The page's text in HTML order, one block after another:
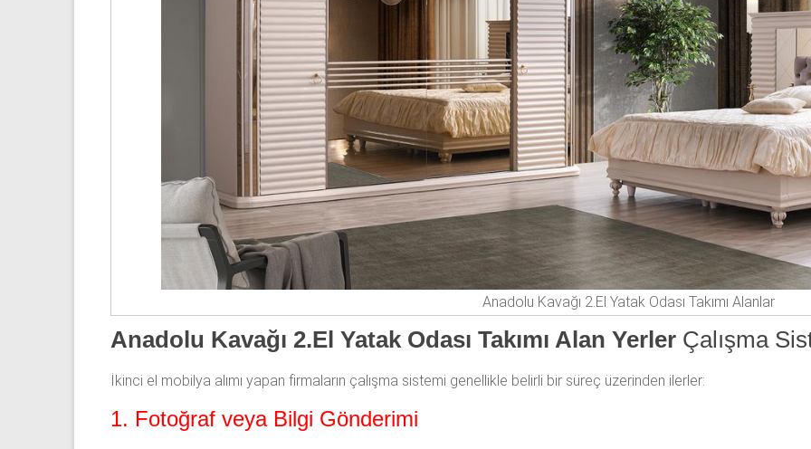
Anadolu Kavağı 2.El Yatak Odası Takımı Alanlar
Anadolu Kavağı 2.El Yatak Odası Takımı Alan Yerler Çalışma
İkinci el mobilya alımı yapan firmaların çalışma sistemi genellikle belirli bir süreç üzerinden ilerler:
1. Fotoğraf veya Bilgi Gönderimi